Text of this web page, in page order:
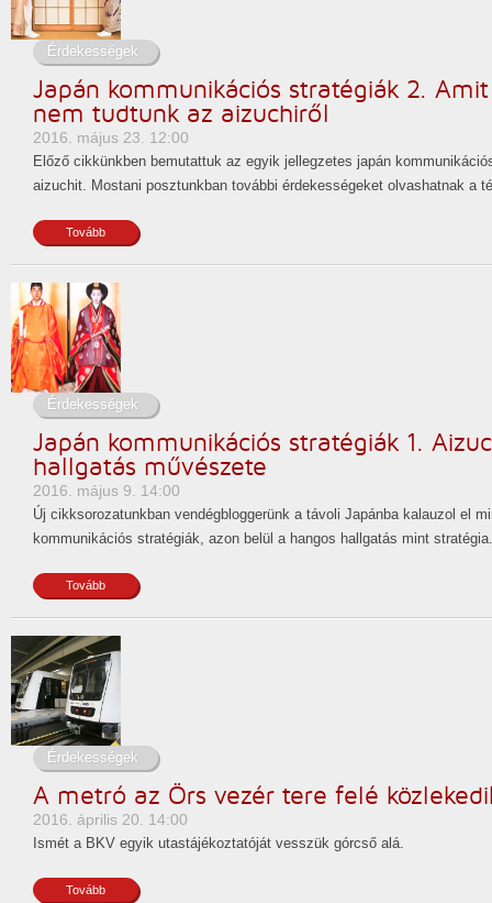
Érdekességek
Japán kommunikációs stratégiák 2.
nem tudtunk az aizuchiről
2016. május 23. 12:00
Előző cikkünkben bemutattuk az egyik jellegzetes japán
aizuchit. Mostani posztunkban további érdekességeket olvashatnak a
Tovább
Érdekességek
Japán kommunikációs stratégiák 1.
hallgatás művészete
2016. május 9. 14:00
Új cikksorozatunkban vendégbloggerünk a távoli Japánba kalauzol el
kommunikációs stratégiák, azon belül a hangos hallgatás mint stratégia.
Tovább
Érdekességek
A metró az Örs vezér tere felé
2016. április 20. 14:00
Ismét a BKV egyik utastájékoztatóját vesszük górcső alá.
Tovább